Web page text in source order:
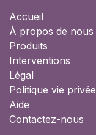
Accueil
À propos de nous
Produits
Interventions
Légal
Politique vie privée
Aide
Contactez-nous